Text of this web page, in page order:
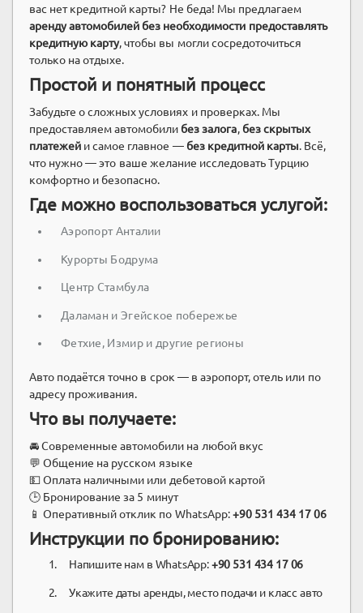
вас нет кредитной карты? Не беда! Мы предлагаем
аренду автомобилей без необходимости предоставлять
кредитную карту, чтобы вы могли сосредоточиться
только на отдыхе.
Простой и понятный процесс
Забудьте о сложных условиях и проверках. Мы
предоставляем автомобили без залога, без скрытых
платежей и самое главное — без кредитной карты. Всё,
что нужно — это ваше желание исследовать Турцию
комфортно и безопасно.
Где можно воспользоваться услугой:
Аэропорт Анталии
Курорты Бодрума
Центр Стамбула
Даламан и Эгейское побережье
Фетхие, Измир и другие регионы
Авто подаётся точно в срок — в аэропорт, отель или по
адресу проживания.
Что вы получаете:
🚘 Современные автомобили на любой вкус
💬 Общение на русском языке
💵 Оплата наличными или дебетовой картой
🕒 Бронирование за 5 минут
📱 Оперативный отклик по WhatsApp:+90 531 434 17 06
Инструкции по бронированию:
Напишите нам в WhatsApp:+90 531 434 17 06
Укажите даты аренды, место подачи и класс авто